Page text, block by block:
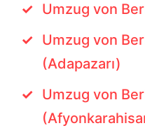
Umzug von
Umzug von
(Adapazarı)
Umzug von